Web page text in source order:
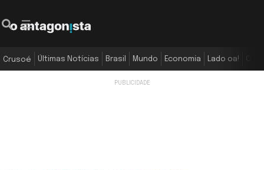
Crusoé Últimas Notícias Brasil Mundo Economia Lado oa!